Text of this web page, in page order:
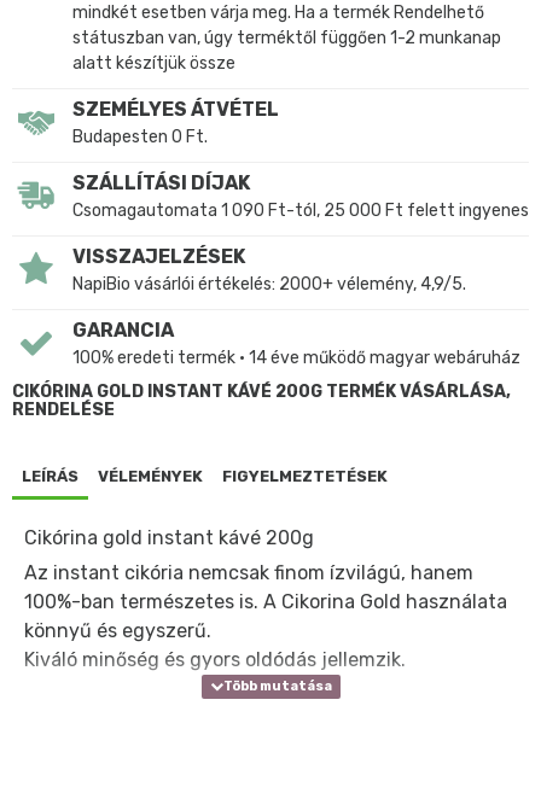
mindkét esetben várja meg. Ha a termék Rendelhető
státuszban van, úgy terméktől függően 1-2 munkanap
alatt készítjük össze
SZEMÉLYES ÁTVÉTEL
Budapesten 0 Ft.
SZÁLLÍTÁSI DÍJAK
Csomagautomata 1 090 Ft-tól, 25 000 Ft felett ingyenes
VISSZAJELZÉSEK
NapiBio vásárlói értékelés: 2000+ vélemény, 4,9/5.
GARANCIA
100% eredeti termék • 14 éve működő magyar webáruház
CIKÓRINA GOLD INSTANT KÁVÉ 200G TERMÉK VÁSÁRLÁSA,
RENDELÉSE
LEÍRÁS VÉLEMÉNYEK FIGYELMEZTETÉSEK
Cikórina gold instant kávé 200g
Az instant cikória nemcsak finom ízvilágú, hanem
100%-ban természetes is. A Cikorina Gold használata
könnyű és egyszerű.
Kiváló minőség és gyors oldódás jellemzik.